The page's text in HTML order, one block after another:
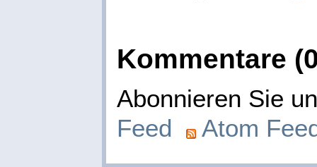
Kommentare
Abonnieren Sie
Feed
Atom